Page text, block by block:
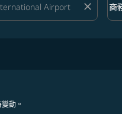
close 艙
商
keyboard_arrow_down
動。